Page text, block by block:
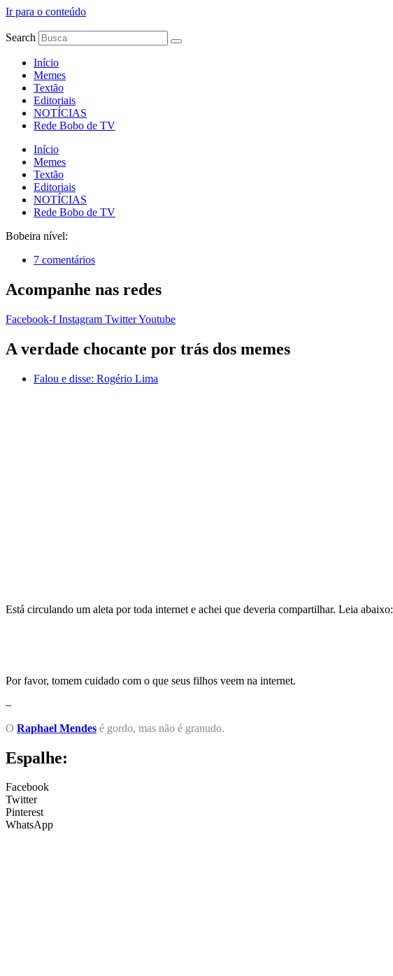
Ir para o conteúdo
Search
Início
Memes
Textão
Editoriais
NOTÍCIAS
Rede Bobo de TV
Início
Memes
Textão
Editoriais
NOTÍCIAS
Rede Bobo de TV
Bobeira nível:
7 comentários
Acompanhe nas redes
Facebook-f Instagram TwitterYoutube
A verdade chocante por trás dos memes
Falou e disse: Rogério Lima
Está circulando um aleta por toda internet e achei que deveria compartilhar. Leia abaixo:
Por favor, tomem cuidado com o que seus filhos veem na internet.
–
O Raphael Mendes é gordo, mas não é granudo.
Espalhe:
Facebook
Twitter
Pinterest
WhatsApp